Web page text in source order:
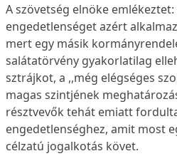
A szövetség elnöke
engedetlenséget azért
mert egy másik
salátatörvény gyakorlatilag
sztrájkot, a ,,még elégséges
magas szintjének
résztvevők tehát emiatt
engedetlenséghez, amit most
célzatú jogalkotás követ.